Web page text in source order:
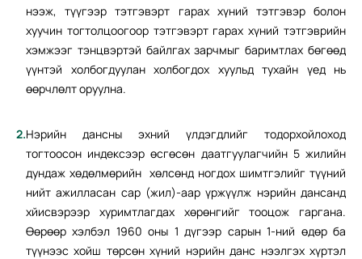
нээж, түүгээр тэтгэвэрт гарах хүний тэтгэвэр болон
хуучин тогтолцоогоор тэтгэвэрт гарах хүний тэтгэврийн
хэмжээг тэнцвэртэй байлгах зарчмыг баримтлах бөгөөд
үүнтэй холбогдуулан холбогдох хуульд тухайн үед нь
өөрчлөлт оруулна.
Нэрийн дансны эхний үлдэгдлийг тодорхойлоход
тогтоосон индексээр өсгөсөн даатгуулагчийн 5 жилийн
дундаж хөдөлмөрийн хөлсөнд ногдох шимтгэлийг түүний
нийт ажилласан сар (жил)-аар үржүүлж нэрийн дансанд
хйисвэрээр хуримтлагдах хөрөнгийг тооцож гаргана.
Өөрөөр хэлбэл 1960 оны 1 дүгээр сарын 1-ний өдөр ба
түүнээс хойш төрсөн хүний нэрийн данс нээлгэх хүртэл